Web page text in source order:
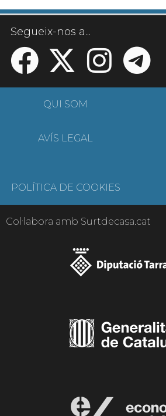
Segueix-nos a...
QUI SOM
AVÍS LEGAL
POLÍTICA DE COOKIES
Col·labora amb Surtdecasa.cat